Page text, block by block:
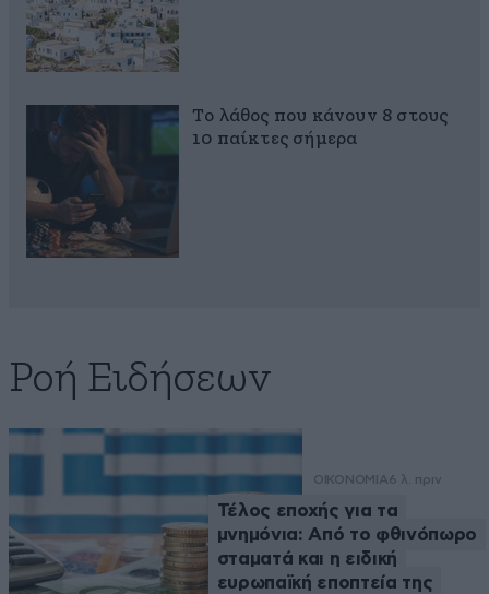
Το λάθος που κάνουν 8 στους
10 παίκτες σήμερα
Ροή Ειδήσεων
ΟΙΚΟΝΟΜΙΑ6 λ. πριν
Τέλος εποχής για τα
μνημόνια: Από το φθινόπωρο
σταματά και η ειδική
ευρωπαϊκή εποπτεία της